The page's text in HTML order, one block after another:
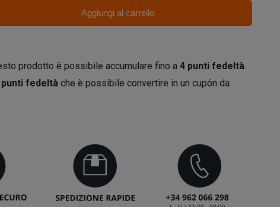
Aggiungi al carrello
prodotto è possibile accumulare fino a 4 punti fedeltà.
punti fedeltà che è possibile convertire in un cupón da